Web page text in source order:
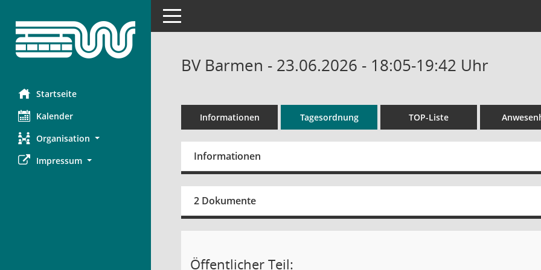
Startseite
Kalender
Organisation
Impressum
Toggle navigation
BV Barmen - 23.06.2026 - 18:05-19:42 Uhr
Informationen Tagesordnung TOP-Liste
Informationen
2 Dokumente
Öffentlicher Teil: